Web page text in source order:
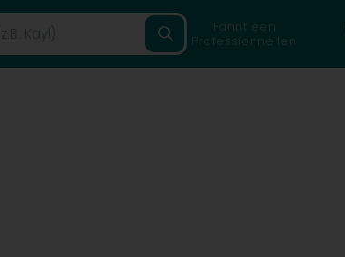
Fannt een
Professionnellen